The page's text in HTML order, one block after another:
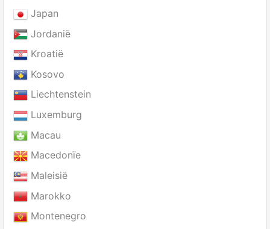
Japan
Jordanië
Kroatië
Kosovo
Liechtenstein
Luxemburg
Macau
Macedonïe
Maleisië
Marokko
Montenegro